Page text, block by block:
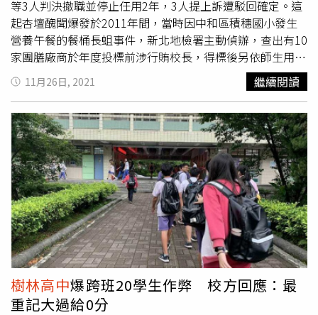
要求學生開合跳，新北市政府切勿重蹈覆轍，應立即要求學
校依「高級中等以下學校教師解聘不續聘停聘或資遣辦法」
啟動調查。◎若自身或旁人遭受身體精神虐待、性騷擾、性
侵害，請打110報案再打113找社工。
等3人判決撤職並停止任用2年，3人提上訴遭駁回確定。這
起杏壇醜聞爆發於2011年間，當時因中和區積穗國小發生
營養午餐的餐桶長蛆事件，新北地檢署主動偵辦，查出有10
家團膳廠商於年度投標前涉行賄校長，得標後另依師生用餐
人數支付回扣，換取供餐不被刁難或出現缺失時能大事化
小。檢方查出38名中小學校長 、數名主任和評選委員涉收
廠商賄賂，其中14名校長已被判有罪定讞，今年9月15日最
高法院再將6名校長判刑確定，另4人撤銷發回更審。其中義
學國小校長蕭道志判4年2月、江翠國中校長黃耀輝判2年 4
月、新埔國小校長張萬隆判2年2月，二重國小校長劉創任判
1年10月、樹林高中校長張世明判4年2月、新興國小校長張
崇仁判3年7月定讞。新北市政府將蕭道志、黃耀輝、張萬隆
移送懲戒，懲戒法院第一審認為，蕭道志等人的行為重創公
務員清廉形象，為維護公務紀律，懲戒撤職並各停止任用2
年，3人不服提上訴遭駁回。
11月26日, 2021 繼續閱讀
樹林高中爆跨班20學生作弊 校方回應：最
重記大過給0分